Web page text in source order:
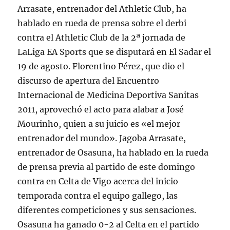
Arrasate, entrenador del Athletic Club, ha
hablado en rueda de prensa sobre el derbi
contra el Athletic Club de la 2ª jornada de
LaLiga EA Sports que se disputará en El Sadar el
19 de agosto. Florentino Pérez, que dio el
discurso de apertura del Encuentro
Internacional de Medicina Deportiva Sanitas
2011, aprovechó el acto para alabar a José
Mourinho, quien a su juicio es «el mejor
entrenador del mundo». Jagoba Arrasate,
entrenador de Osasuna, ha hablado en la rueda
de prensa previa al partido de este domingo
contra en Celta de Vigo acerca del inicio
temporada contra el equipo gallego, las
diferentes competiciones y sus sensaciones.
Osasuna ha ganado 0-2 al Celta en el partido